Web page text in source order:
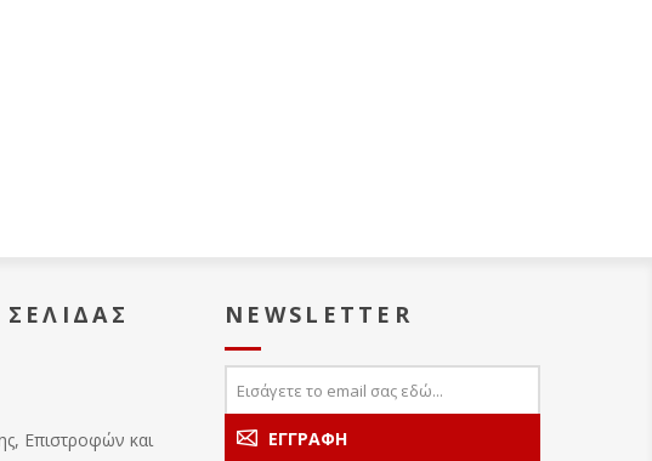
Eπιστροφών και
NEWSLETTER